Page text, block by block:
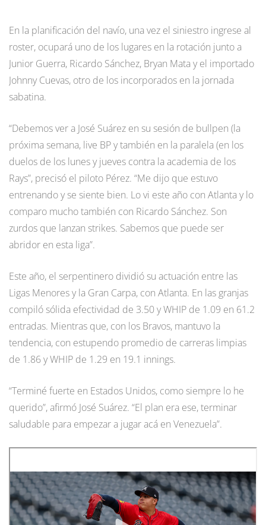
En la planificación del navío, una vez el siniestro ingrese al
roster, ocupará uno de los lugares en la rotación junto a
Junior Guerra, Ricardo Sánchez, Bryan Mata y el importado
Johnny Cuevas, otro de los incorporados en la jornada
sabatina.
“Debemos ver a José Suárez en su sesión de bullpen (la
próxima semana, live BP y también en la paralela (en los
duelos de los lunes y jueves contra la academia de los
Rays”, precisó el piloto Pérez. “Me dijo que estuvo
entrenando y se siente bien. Lo vi este año con Atlanta y lo
comparo mucho también con Ricardo Sánchez. Son
zurdos que lanzan strikes. Sabemos que puede ser
abridor en esta liga”.
Este año, el serpentinero dividió su actuación entre las
Ligas Menores y la Gran Carpa, con Atlanta. En las granjas
compiló sólida efectividad de 3.50 y WHIP de 1.09 en 61.2
entradas. Mientras que, con los Bravos, mantuvo la
tendencia, con estupendo promedio de carreras limpias
de 1.86 y WHIP de 1.29 en 19.1 innings.
“Terminé fuerte en Estados Unidos, como siempre lo he
querido”, afirmó José Suárez. “El plan era ese, terminar
saludable para empezar a jugar acá en Venezuela”.